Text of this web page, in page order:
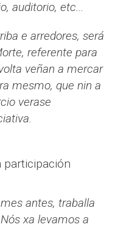
auditorio, etc...
e arredores, será
referente para
veñan a mercar
mesmo, que nin a
verase
participación
antes, traballa
xa levamos a